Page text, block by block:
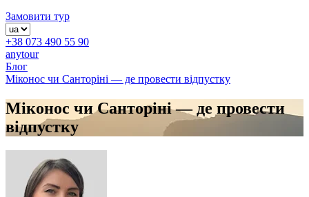
Замовити тур
+38 073 490 55 90
anytour
Блог
Міконос чи Санторіні — де провести відпустку
Міконос чи Санторіні — де провести
відпустку